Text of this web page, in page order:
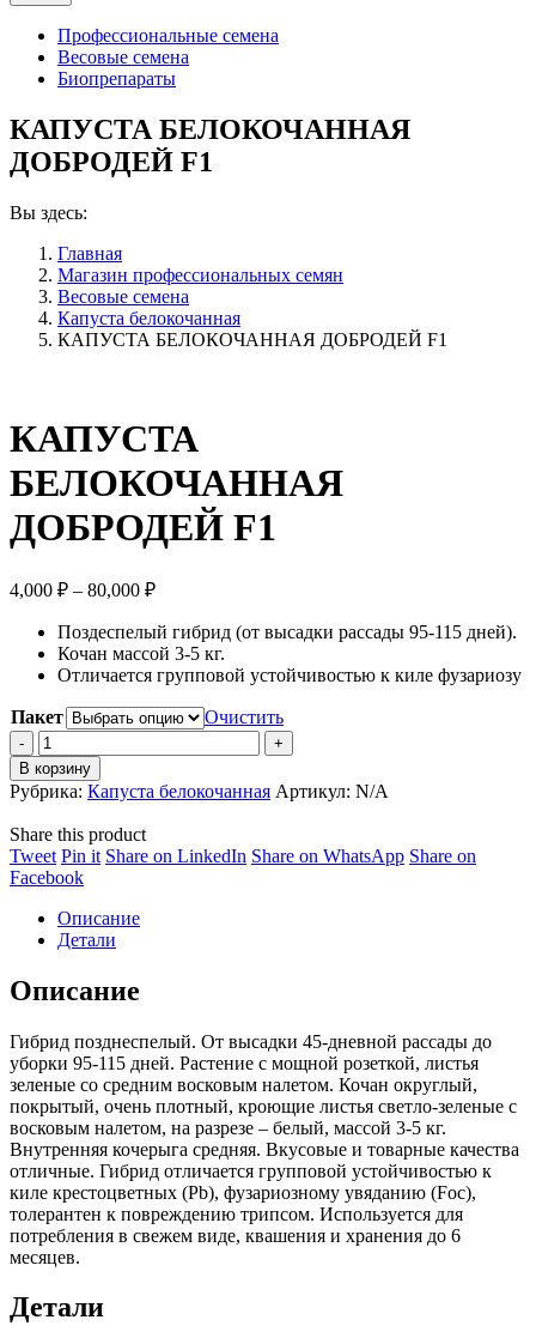
Профессиональные семена
Весовые семена
Биопрепараты
КАПУСТА БЕЛОКОЧАННАЯ
ДОБРОДЕЙ F1
Вы здесь:
Главная
Магазин профессиональных семян
Весовые семена
Капуста белокочанная
КАПУСТА БЕЛОКОЧАННАЯ ДОБРОДЕЙ F1
КАПУСТА
БЕЛОКОЧАННАЯ
ДОБРОДЕЙ F1
4,000 ₽ – 80,000 ₽Диапазон
4,000 ₽
–
80,000 ₽
Поздеспелый гибрид (от высадки рассады 95-115 дней).
Кочан массой 3-5 кг.
Отличается групповой устойчивостью к киле фузариозу
Пакет
Очистить
КАПУСТА
БЕЛОКОЧАННАЯ
ДОБРОДЕЙ
F1
quantity
В корзину
Рубрика: Капуста белокочанная Артикул: N/A
Share this product
TweetShare
on
Pin itShare
Share on LinkedIn Share
Share on WhatsAppShare
Share on
FacebookShare
Facebook
Описание
Детали
Описание
Гибрид позднеспелый. От высадки 45-дневной рассады до
уборки 95-115 дней. Растение с мощной розеткой, листья
зеленые со средним восковым налетом. Кочан округлый,
покрытый, очень плотный, кроющие листья светло-зеленые с
восковым налетом, на разрезе – белый, массой 3-5 кг.
Внутренняя кочерыга средняя. Вкусовые и товарные качества
отличные. Гибрид отличается групповой устойчивостью к
киле крестоцветных (Pb), фузариозному увяданию (Foc),
толерантен к повреждению трипсом. Используется для
потребления в свежем виде, квашения и хранения до 6
месяцев.
Детали